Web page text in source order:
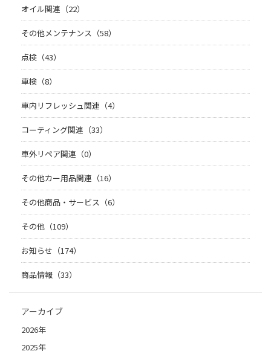
オイル関連（22）
その他メンテナンス（58）
点検（43）
車検（8）
車内リフレッシュ関連（4）
コーティング関連（33）
車外リペア関連（0）
その他カー用品関連（16）
その他商品・サービス（6）
その他（109）
お知らせ（174）
商品情報（33）
アーカイブ
2026年
2025年